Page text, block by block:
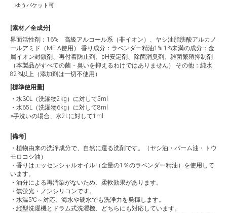
ゆうパケット可
[素材／全成分]
界面活性剤：16% 高級アルコール系（非イオン）、ヤシ油脂肪酸アルカノ
ールアミド（ME A使用） 香り成分：ラベンダー精油1% 1%未満の成分：金
属イオン封鎖剤、再付着防止剤、pH安定剤、除菌消臭剤、雑菌繁殖抑制剤
（本製品がすべての菌・臭いを抑えるわけではありません） その他：純水
82%以上（添加剤は一切不使用）
[標準使用量]
・水30L（洗濯物2kg）に対して5ml
・水65L（洗濯物6kg）に対して8ml
※手洗いの場合、水2Lに対して1ml
[備考]
・植物由来の洗浄成分で、自然に還る洗剤です。（ヤシ油・パーム油・トウ
モロコシ油）
・香りはエッセンシャルオイル（全量の1％のラベンダー精油）を使用して
います。
・油分による再汚染がないため、柔軟効果があります。
・無蛍光・ノンシリコンです。
・水温5℃～対応、海水や硬水でも洗浄力を発揮します。
・縦型洗濯機とドラム式洗濯機、どちらにも対応しています。